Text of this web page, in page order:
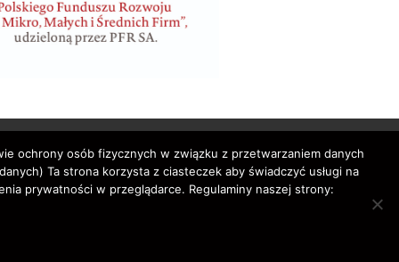
bilety lotnicze,
ochrony osób fizycznych w związku z przetwarzaniem danych
Ta strona korzysta z ciasteczek aby świadczyć usługi na
prywatności w przeglądarce. Regulaminy naszej strony: